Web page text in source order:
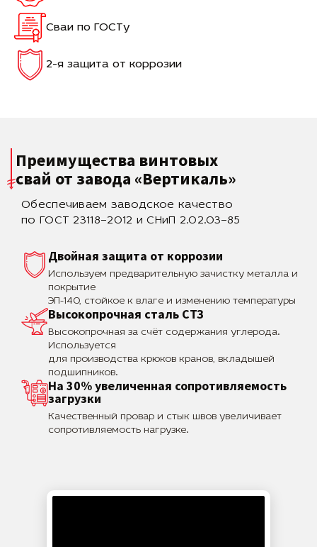
Сваи по ГОСТу
2-я защита от коррозии
Преимущества винтовых
свай от завода «Вертикаль»
Обеспечиваем заводское качество
по ГОСТ 23118–2012 и СНиП 2.02.03–85
Двойная защита от коррозии
Используем предварительную зачистку металла и
покрытие
ЭП-140, стойкое к влаге и изменению температуры
Высокопрочная сталь СТЗ
Высокопрочная за счёт содержания углерода.
Используется
для производства крюков кранов, вкладышей
подшипников.
На 30% увеличенная сопротивляемость
загрузки
Качественный провар и стык швов увеличивает
сопротивляемость нагрузке.